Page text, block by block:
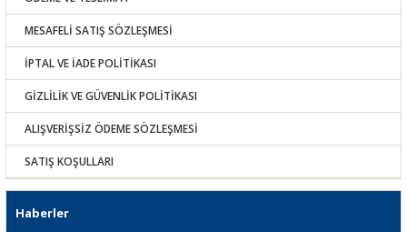
MESAFELİ SATIŞ SÖZLEŞMESİ
İPTAL VE İADE POLİTİKASI
GİZLİLİK VE GÜVENLİK POLİTİKASI
ALIŞVERİŞSİZ ÖDEME SÖZLEŞMESİ
SATIŞ KOŞULLARI
Haberler